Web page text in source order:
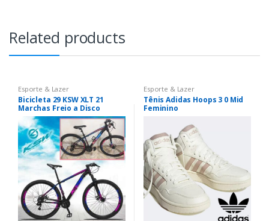
Related products
Esporte & Lazer
Bicicleta 29 KSW XLT 21
Marchas Freio a Disco
Quadro Alumínio MTB
Esporte & Lazer
Tênis Adidas Hoops 3 0 Mid
Feminino